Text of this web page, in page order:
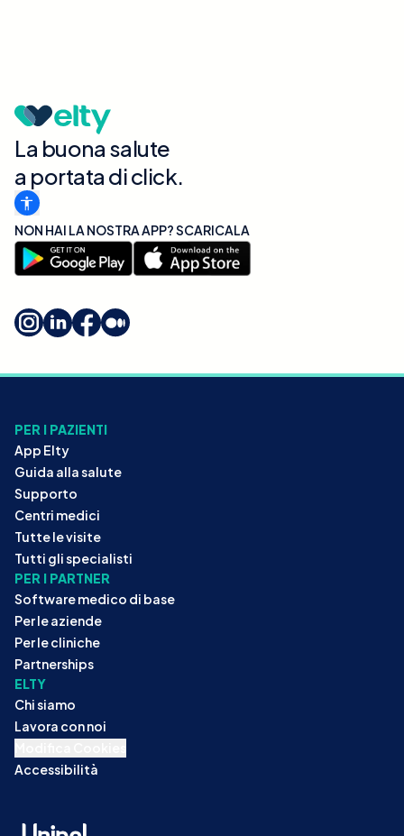
La buona salute
a portata di click.
NON HAI LA NOSTRA APP? SCARICALA
PER I PAZIENTI
App Elty
Guida alla salute
Supporto
Centri medici
Tutte le visite
Tutti gli specialisti
PER I PARTNER
Software medico di base
Per le aziende
Per le cliniche
Partnerships
ELTY
Chi siamo
Lavora con noi
Accessibilità